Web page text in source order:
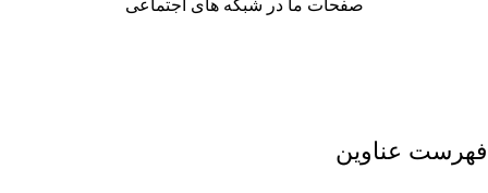
فهرست عناوین
صفحات ما در شبکه های اجتماعی